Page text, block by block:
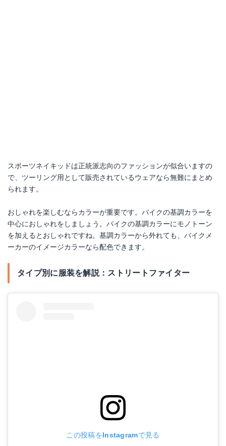
スポーツネイキッドは正統派志向のファッションが似合いますの
で、ツーリング用として販売されているウェアなら無難にまとめ
られます。
おしゃれを楽しむならカラーが重要です。バイクの基調カラーを
中心におしゃれをしましょう。バイクの基調カラーにモノトーン
を加えるとおしゃれですね。基調カラーから外れても、バイクメ
ーカーのイメージカラーなら配色できます。
タイプ別に服装を解説：ストリートファイター
この投稿をInstagramで見る